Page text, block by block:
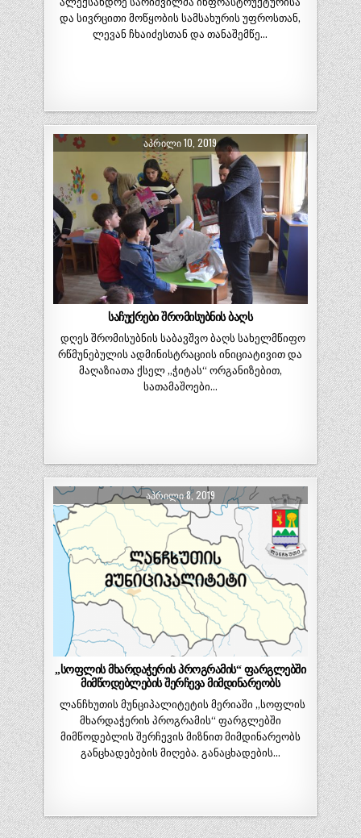
და სივრცითი მოწყობის სამსახურის უფროსთან,
ლევან ჩხაიძესთან და თანაშემწე…
ᲐᲞᲠᲘᲚᲘ 10, 2019
საჩუქრები შრომისუბნის ბაღს
დღეს შრომისუბნის საბავშვო ბაღს სახელმწიფო
რწმუნებულის ადმინისტრაციის ინიციატივით და
მაღაზიათა ქსელ „ჭიტას“ ორგანიზებით,
სათამაშოები…
ᲐᲞᲠᲘᲚᲘ 8, 2019
„სოფლის მხარდაჭერის პროგრამის“ ფარგლებში
მიმწოდებლების შერჩევა მიმდინარეობს
ლანჩხუთის მუნციპალიტეტის მერიაში „სოფლის
მხარდაჭერის პროგრამის“ ფარგლებში
მიმწოდებლის შერჩევის მიზნით მიმდინარეობს
განცხადებების მიღება. განაცხადების…